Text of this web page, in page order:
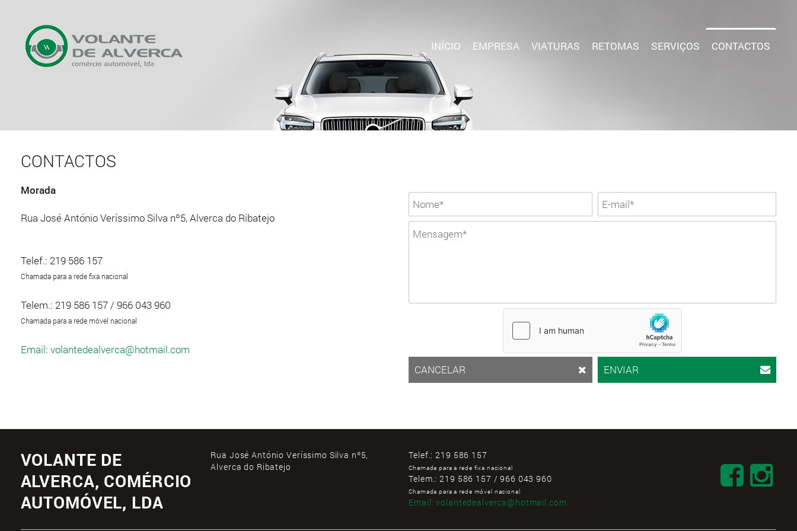
INÍCIO EMPRESA VIATURAS RETOMAS SERVIÇOS CONTACTOS
CONTACTOS
Morada
Rua José António Veríssimo Silva nº5, Alverca do Ribatejo
Telef.: 219 586 157
Chamada para a rede fixa nacional
Telem.: 219 586 157 / 966 043 960
Chamada para a rede móvel nacional
Email: volantedealverca@hotmail.com
CANCELAR
ENVIAR
VOLANTE DE
ALVERCA, COMÉRCIO
AUTOMÓVEL, LDA
Rua José António Veríssimo Silva nº5,
Alverca do Ribatejo
Telef.:219 586 157
Chamada para a rede fixa nacional
Telem.:219 586 157 / 966 043 960
Chamada para a rede móvel nacional
Email:volantedealverca@hotmail.com